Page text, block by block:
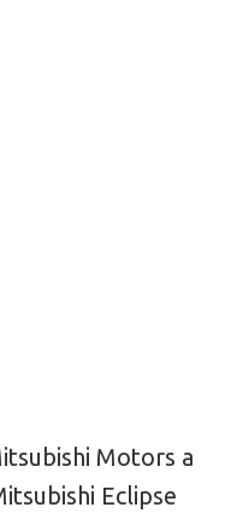
Motors a
Eclipse